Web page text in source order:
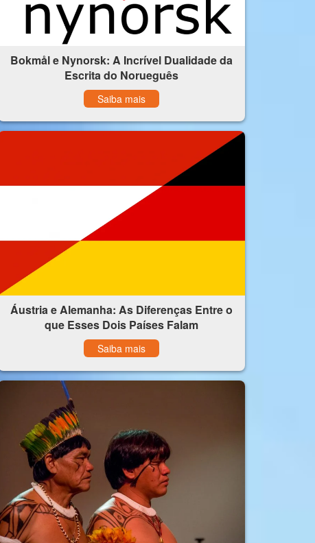
Bokmål e Nynorsk: A Incrível Dualidade da
Escrita do Norueguês
Saiba mais
Áustria e Alemanha: As Diferenças Entre o
que Esses Dois Países Falam
Saiba mais